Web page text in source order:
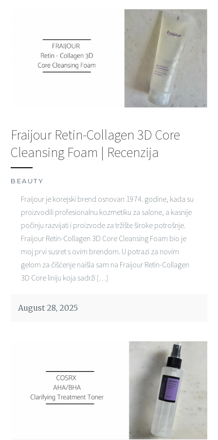
Fraijour Retin-Collagen 3D Core
Cleansing Foam | Recenzija
BEAUTY
Fraijour je korejski brend osnovan 1974. godine, kada su
proizvodili profesionalnu kozmetiku za salone, a kasnije
počinju razvijati i proizvode za tržište široke potrošnje.
Fraijour Retin-Collagen 3D Core Cleansing Foam bio je
moj prvi susret s ovim brendom. U potrazi za novim
gelom za čišćenje naišla sam na Fraijour Retin-Collagen
3D Core liniju koja sadrži […]
August 28, 2025